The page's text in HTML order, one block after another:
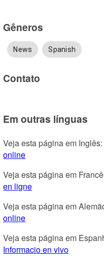
Gêneros
News Spanish
Contato
Em outras línguas
Veja esta página em Inglês:
online
Veja esta página em
en ligne
Veja esta página em
online
Veja esta página em
Informacio en vivo